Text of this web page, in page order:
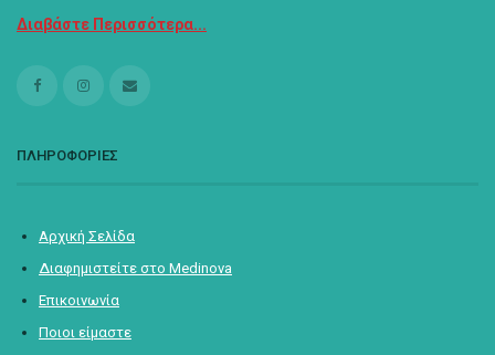
Διαβάστε Περισσότερα...
ΠΛΗΡΟΦΟΡΙΕΣ
Αρχική Σελίδα
Διαφημιστείτε στο Medinova
Επικοινωνία
Ποιοι είμαστε